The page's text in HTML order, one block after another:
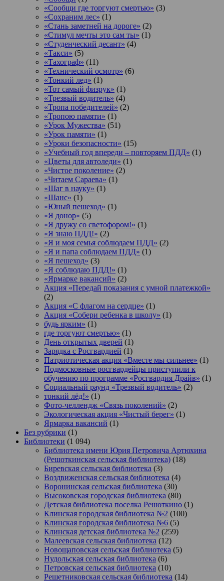
«Сообщи где торгуют смертью» (3)
«Сохраним лес» (1)
«Стань заметней на дороге» (2)
«Стимул мечты это сам ты» (1)
«Студенческий десант» (4)
«Такси» (5)
«Тахограф» (11)
«Технический осмотр» (6)
«Тонкий лед» (1)
«Тот самый физрук» (1)
«Трезвый водитель» (4)
«Тропа победителей» (2)
«Тропою памяти» (1)
«Урок Мужества» (51)
«Урок памяти» (1)
«Уроки безопасности» (15)
«Учебный год впереди – повторяем ПДД» (1)
«Цветы для автоледи» (1)
«Чистое поколение» (2)
«Читаем Сараева» (1)
«Шаг в науку» (1)
«Шанс» (1)
«Юный пешеход» (1)
«Я донор» (5)
«Я дружу со светофором!» (1)
«Я знаю ПДД!» (2)
«Я и моя семья соблюдаем ПДД» (2)
«Я и папа соблюдаем ПДД» (1)
«Я пешеход» (3)
«Я соблюдаю ПДД!» (1)
«Ярмарке вакансий» (2)
Акция «Передай показания с умной платежкой»
(2)
Акция «С флагом на сердце» (1)
Акция «Собери ребенка в школу» (1)
будь ярким» (1)
где торгуют смертью» (1)
День открытых дверей (1)
Зарядка с Росгвардией (1)
Патриотическая акция «Вместе мы сильнее» (1)
Подмосковные росгвардейцы приступили к
обучению по программе «Росгвардия Драйв» (1)
Социальный раунд «Трезвый водитель» (2)
тонкий лёд!» (1)
Фото-челлендж «Связь поколений» (2)
Экологическая акция «Чистый берег» (1)
Ярмарка вакансий (1)
Без рубрики (1)
Библиотеки (1 094)
Библиотека имени Юрия Петровича Артюхина
(Решоткинская сельская библиотека) (18)
Биревская сельская библиотека (3)
Воздвиженская сельская библиотека (4)
Воронинская сельская библиотека (30)
Высоковская городская библиотека (80)
Детская библиотека поселка Решоткино (1)
Клинская городская библиотека №2 (100)
Клинская городская библиотека №6 (5)
Клинская детская библиотека №2 (259)
Малеевская сельская библиотека (12)
Новощаповская сельская библиотека (5)
Нудольская сельская библиотека (6)
Петровская сельская библиотека (10)
Решетниковская сельская библиотека (14)